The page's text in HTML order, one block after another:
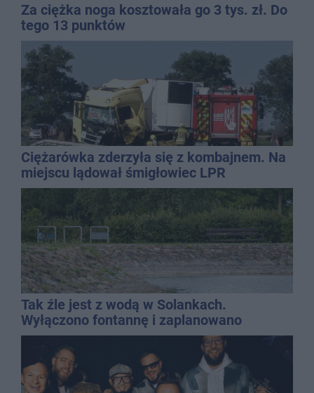
Za ciężka noga kosztowała go 3 tys. zł. Do
tego 13 punktów
Ciężarówka zderzyła się z kombajnem. Na
miejscu lądował śmigłowiec LPR
Tak źle jest z wodą w Solankach.
Wyłączono fontannę i zaplanowano
dolewkę